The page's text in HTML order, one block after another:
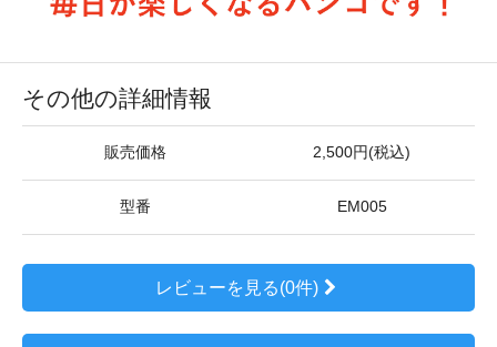
その他の詳細情報
販売価格 2,500円(税込)
型番 EM005
レビューを見る(0件)